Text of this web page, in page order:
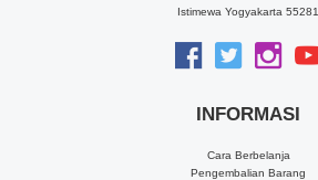
Istimewa Yogyakarta 55281
INFORMASI
Cara Berbelanja
Pengembalian Barang